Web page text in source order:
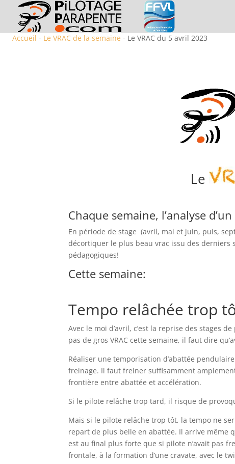
Accueil - Le VRAC de la semaine - Le VRAC du 5 avril 2023
Le
Chaque semaine, l’analyse
En période de stage (avril, mai et juin, puis,
décortiquer le plus beau vrac issu des derniers
pédagogiques!
Cette semaine:
Tempo relâchée trop
Avec le moi d’avril, c’est la reprise des stages
pas de gros VRAC cette semaine, il faut dire
Réaliser une temporisation d’abattée
freinage. Il faut freiner suffisamment
frontière entre abattée et accélération.
Si le pilote relâche trop tard, il risque de
Mais si le pilote relâche trop tôt, la tempo ne
repart de plus belle en abattée. Il arrive même
est au final plus forte que si pilote n’avait pas
frontale, à la formation d’une cravate, avec le